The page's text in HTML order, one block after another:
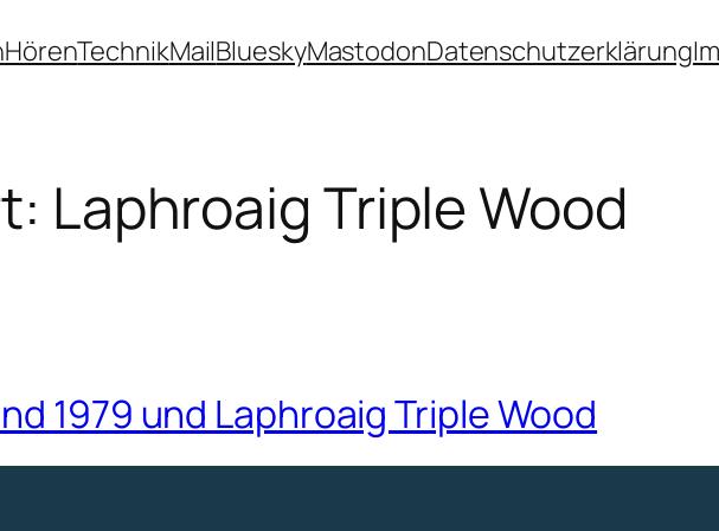
HörenTechnikMailBlueskyMastodonDatenschutzerklärung
Laphroaig Triple Wood
1979 und Laphroaig Triple Wood